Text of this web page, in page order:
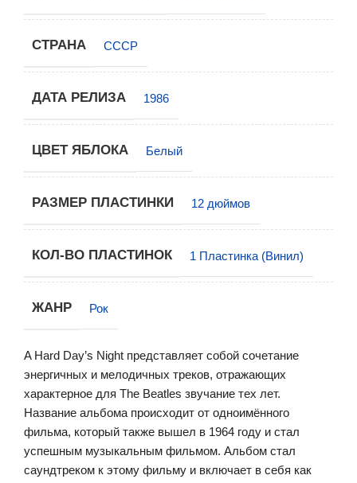
СТРАНА СССР
ДАТА РЕЛИЗА 1986
ЦВЕТ ЯБЛОКА Белый
РАЗМЕР ПЛАСТИНКИ 12 дюймов
КОЛ-ВО ПЛАСТИНОК 1 Пластинка (Винил)
ЖАНР Рок
A Hard Day’s Night представляет собой сочетание
энергичных и мелодичных треков, отражающих
характерное для The Beatles звучание тех лет.
Название альбома происходит от одноимённого
фильма, который также вышел в 1964 году и стал
успешным музыкальным фильмом. Альбом стал
саундтреком к этому фильму и включает в себя как